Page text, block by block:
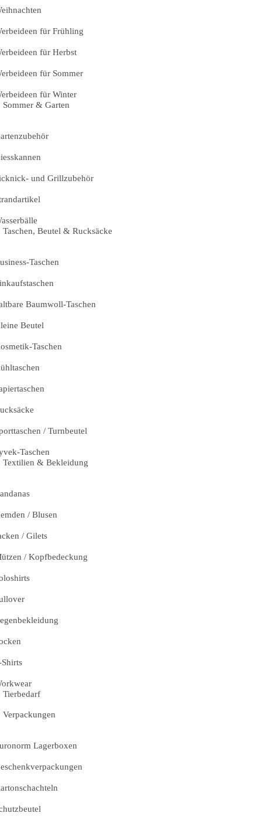
für Frühling
für Herbst
für Sommer
für Winter
Sommer & Garten
und Grillzubehör
Taschen, Beutel & Rucksäcke
Taschen
Baumwoll-Taschen
Beutel
Taschen
/ Turnbeutel
Taschen
Textilien & Bekleidung
/ Blusen
/ Gilets
/ Kopfbedeckung
Shirts
Tierbedarf
Verpackungen
Lagerboxen